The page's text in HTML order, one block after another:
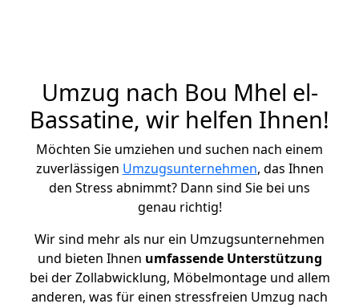
Umzug nach Bou Mhel el-
Bassatine, wir helfen Ihnen!
Möchten Sie umziehen und suchen nach einem
zuverlässigen Umzugsunternehmen, das Ihnen
den Stress abnimmt? Dann sind Sie bei uns
genau richtig!
Wir sind mehr als nur ein Umzugsunternehmen
und bieten Ihnen umfassende Unterstützung
bei der Zollabwicklung, Möbelmontage und allem
anderen, was für einen stressfreien Umzug nach